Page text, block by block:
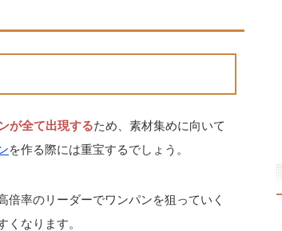
が全て出現するため、素材集めに向いて
を作る際には重宝するでしょう。
率のリーダーでワンパンを狙っていく
なります。